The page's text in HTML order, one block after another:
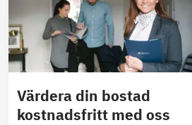
Värdera din bostad
kostnadsfritt med oss